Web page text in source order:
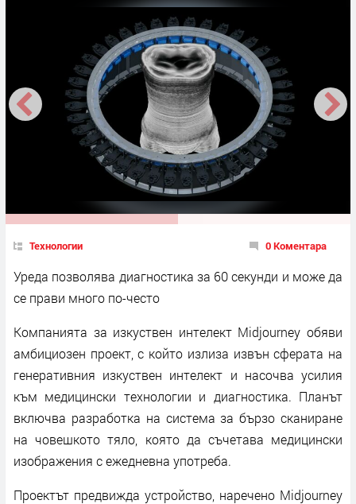
Технологии 0 Коментара
Уреда позволява диагностика за 60 секунди и може да
се прави много по-често
Компанията за изкуствен интелект Midjourney обяви
амбициозен проект, с който излиза извън сферата на
генеративния изкуствен интелект и насочва усилия
към медицински технологии и диагностика. Планът
включва разработка на система за бързо сканиране
на човешкото тяло, която да съчетава медицински
изображения с ежедневна употреба.
Проектът предвижда устройство, наречено Midjourney